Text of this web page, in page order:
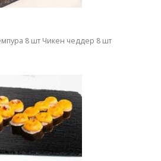
8 шт Чикен чеддер 8 шт